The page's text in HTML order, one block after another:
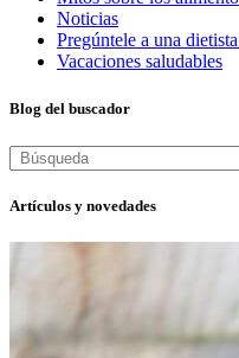
Noticias
Pregúntele a una
Vacaciones saludables
Blog del buscador
Artículos y novedades